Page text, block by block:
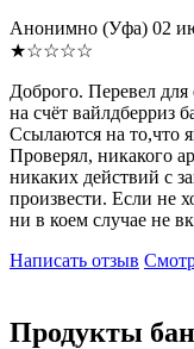
Анонимно (Уфа) 02
★☆☆☆☆
Доброго. Перевел
на счёт вайлдберриз
Ссылаются на то,что
Проверял, никакого
никаких действий с
произвести. Если не
ни в коем случае не
Написать отзыв
Продукты